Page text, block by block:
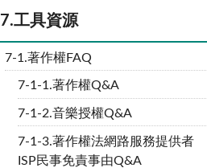
7.工具資源
7-1.著作權FAQ
7-1-1.著作權Q&A
7-1-2.音樂授權Q&A
7-1-3.著作權法網路服務提供者
ISP民事免責事由Q&A